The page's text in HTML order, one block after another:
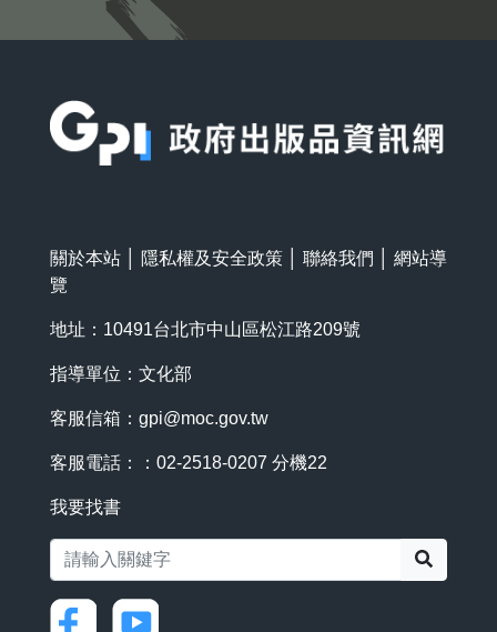
關於本站 隱私權及安全政策 聯絡我們
網站導
覽
地址：10491台北市中山區松江路209號
指導單位：文化部
客服信箱： gpi@moc.gov.tw
客服電話：：02-2518-0207 分機22
我要找書